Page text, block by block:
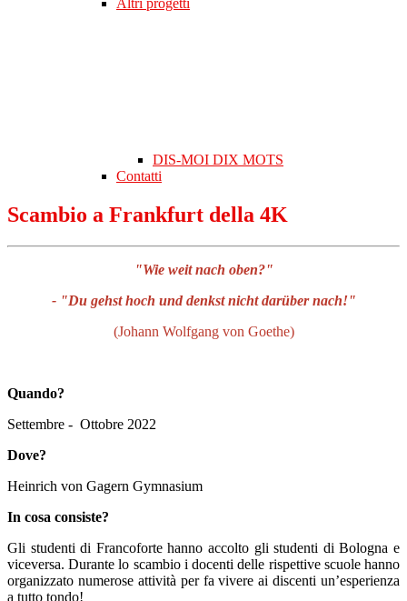
Altri progetti
DIS-MOI DIX MOTS
Contatti
Scambio a Frankfurt della 4K
"Wie weit nach oben?"
- "Du gehst hoch und denkst nicht darüber nach!"
(Johann Wolfgang von Goethe)
Quando?
Settembre - Ottobre 2022
Dove?
Heinrich von Gagern Gymnasium
In cosa consiste?
Gli studenti di Francoforte hanno accolto gli studenti di Bologna e
viceversa. Durante lo scambio i docenti delle rispettive scuole hanno
organizzato numerose attività per fa vivere ai discenti un’esperienza
a tutto tondo!